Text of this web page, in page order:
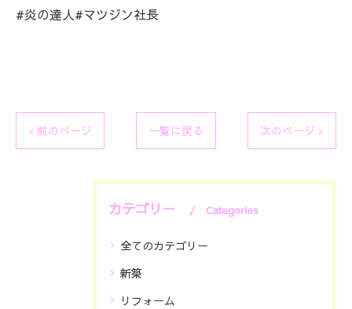
#炎の達人#マツジン社長
< 前のページ 一覧に戻る 次のページ >
カテゴリー Categories
全てのカテゴリー
新築
リフォーム